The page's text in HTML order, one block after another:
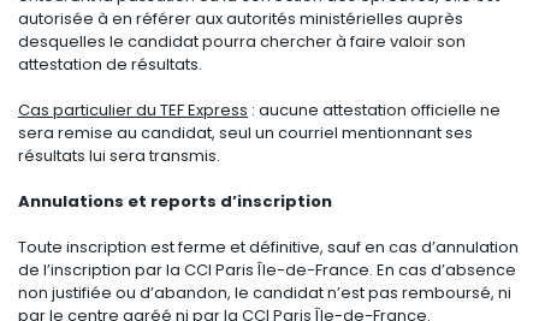
autorisée à en référer aux autorités ministérielles auprès
desquelles le candidat pourra chercher à faire valoir son
attestation de résultats.
Cas particulier du TEF Express : aucune attestation officielle ne
sera remise au candidat, seul un courriel mentionnant ses
résultats lui sera transmis.
Annulations et reports d’inscription
Toute inscription est ferme et définitive, sauf en cas d’annulation
de l’inscription par la CCI Paris Île-de-France. En cas d’absence
non justifiée ou d’abandon, le candidat n’est pas remboursé, ni
par le centre agréé ni par la CCI Paris Île-de-France.